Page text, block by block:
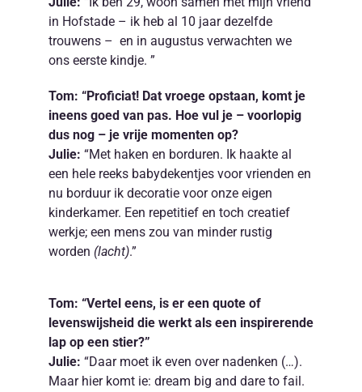
in Hofstade – ik heb al 10 jaar dezelfde
trouwens – en in augustus verwachten we
ons eerste kindje. ”
Tom: “Proficiat! Dat vroege opstaan, komt je
ineens goed van pas. Hoe vul je – voorlopig
dus nog – je vrije momenten op?
Julie: “Met haken en borduren. Ik haakte al
een hele reeks babydekentjes voor vrienden en
nu borduur ik decoratie voor onze eigen
kinderkamer. Een repetitief en toch creatief
werkje; een mens zou van minder rustig
worden (lacht).”
Tom: “Vertel eens, is er een quote of
levenswijsheid die werkt als een inspirerende
lap op een stier?”
Julie: “Daar moet ik even over nadenken (…).
Maar hier komt ie: dream big and dare to fail.